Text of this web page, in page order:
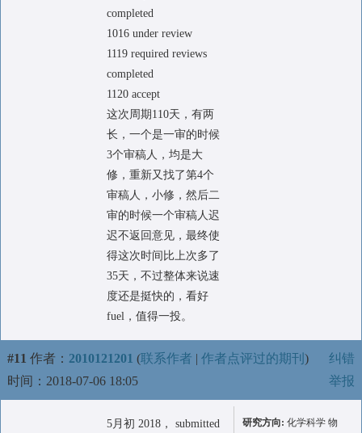
completed
1016 under review
1119 required reviews
completed
1120 accept
这次周期110天，有两
长，一个是一审的时候
3个审稿人，均是大
修，重新又找了第4个
审稿人，小修，然后二
审的时候一个审稿人迟
迟不返回意见，最终使
得这次时间比上次多了
35天，不过整体来说速
度还是挺快的，看好
fuel，值得一投。
#11 作者： 2010121201 (联系作者 | 作者点评过的期刊 )
时间：2018-07-06 18:05
纠错
举报
5月初 2018， submitted
研究方向: 化学科学 物